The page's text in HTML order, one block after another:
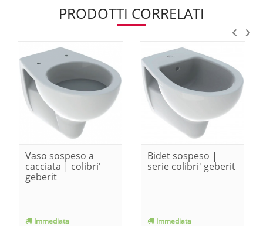
PRODOTTI CORRELATI
Vaso sospeso a
cacciata | colibri'
geberit
Immediata
Bidet sospeso |
serie colibri' geberit
Immediata